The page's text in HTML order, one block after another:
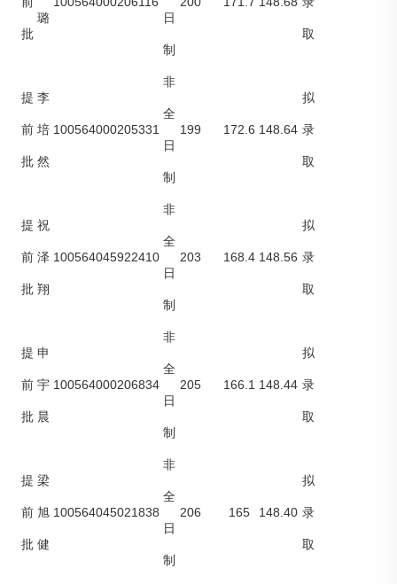
批
璐 日
制
取
提
前
批
李
培
然
100564000205331
非
全
日
制
199 172.6 148.64
拟
录
取
提
前
批
祝
泽
翔
100564045922410
非
全
日
制
203 168.4 148.56
拟
录
取
提
前
批
申
宇
晨
100564000206834
非
全
日
制
205 166.1 148.44
拟
录
取
提
前
批
梁
旭
健
100564045021838
非
全
日
制
206 165 148.40
拟
录
取